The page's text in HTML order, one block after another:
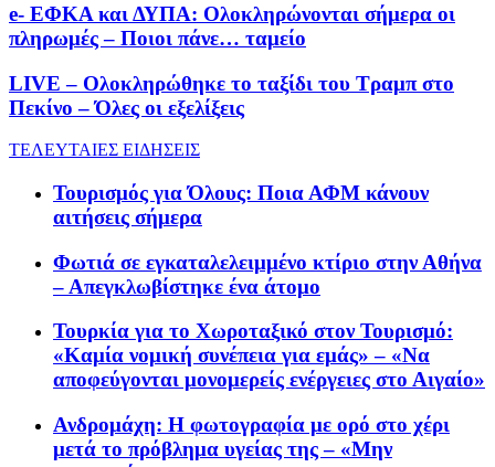
e- ΕΦΚΑ και ΔΥΠΑ: Ολοκληρώνονται σήμερα οι
πληρωμές – Ποιοι πάνε… ταμείο
LIVE – Ολοκληρώθηκε το ταξίδι του Τραμπ στο
Πεκίνο – Όλες οι εξελίξεις
ΤΕΛΕΥΤΑΙΕΣ ΕΙΔΗΣΕΙΣ
Τουρισμός για Όλους: Ποια ΑΦΜ κάνουν
αιτήσεις σήμερα
Φωτιά σε εγκαταλελειμμένο κτίριο στην Αθήνα
– Απεγκλωβίστηκε ένα άτομο
Τουρκία για το Χωροταξικό στον Τουρισμό:
«Καμία νομική συνέπεια για εμάς» – «Να
αποφεύγονται μονομερείς ενέργειες στο Αιγαίο»
Ανδρομάχη: Η φωτογραφία με ορό στο χέρι
μετά το πρόβλημα υγείας της – «Μην